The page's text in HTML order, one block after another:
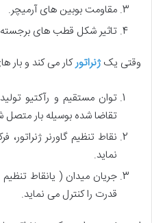
مقاومت بوبین های آرمیچر.
تاثیر شکل قطب های برجسته
وقتی یکژنراتورکار می کند و بار
توان مستقیم و رآکتیو
تقاضا شده بوسیله بار
نقاط تنظیم گاورنر
نماید.
جریان میدان ( یانقاط تنظیم
قدرت را کنترل می نماید.